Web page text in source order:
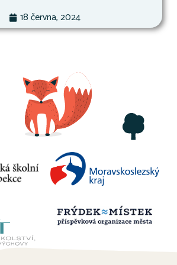
18 června, 2024